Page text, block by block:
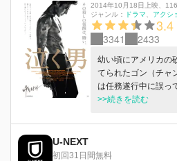
2014年10月18日上映
ジャンル：
ドラマ アクシ
3.4
3341 2433
幼い頃にアメリカの
てられたゴン（チャ
は任務遂行中に誤っ
う、取り返しのつか
罪から逃れようとも
たはずの 過去の哀
た。そんな彼に組織
>>続きを読む
U-NEXT
初回31日間無料